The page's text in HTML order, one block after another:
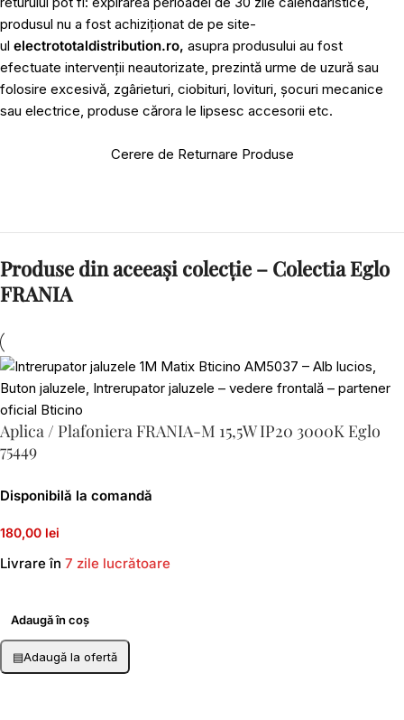
produsul nu a fost achiziționat de pe site-
ul electrototaldistribution.ro, asupra produsului au fost
efectuate intervenții neautorizate, prezintă urme de uzură sau
folosire excesivă, zgârieturi, ciobituri, lovituri, șocuri mecanice
sau electrice, produse cărora le lipsesc accesorii etc.
Cerere de Returnare Produse
Produse din aceeași colecție – Colectia Eglo
FRANIA
Aplica / Plafoniera FRANIA-M 15,5W IP20 3000K Eglo
75449
Disponibilă la comandă
180,00 lei
Livrare în 7 zile lucrătoare
Adaugă în coș
▤Adaugă la ofertă